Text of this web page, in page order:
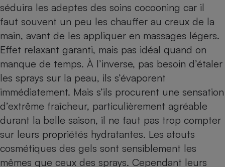
séduira les adeptes des soins cocooning car il
faut souvent un peu les chauffer au creux de la
main, avant de les appliquer en massages légers.
Effet relaxant garanti, mais pas idéal quand on
manque de temps. À l’inverse, pas besoin d’étaler
les sprays sur la peau, ils s’évaporent
immédiatement. Mais s’ils procurent une sensation
d’extrême fraîcheur, particulièrement agréable
durant la belle saison, il ne faut pas trop compter
sur leurs propriétés hydratantes. Les atouts
cosmétiques des gels sont sensiblement les
mêmes que ceux des sprays. Cependant leurs